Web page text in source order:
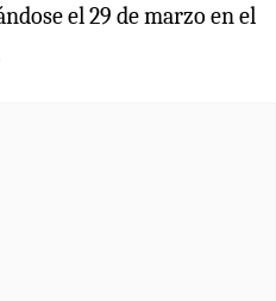
el 29 de marzo en el